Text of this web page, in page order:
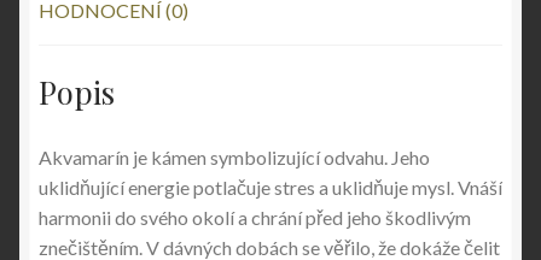
HODNOCENÍ (0)
Popis
Akvamarín je kámen symbolizující odvahu. Jeho
uklidňující energie potlačuje stres a uklidňuje mysl. Vnáší
harmonii do svého okolí a chrání před jeho škodlivým
znečištěním. V dávných dobách se věřilo, že dokáže čelit